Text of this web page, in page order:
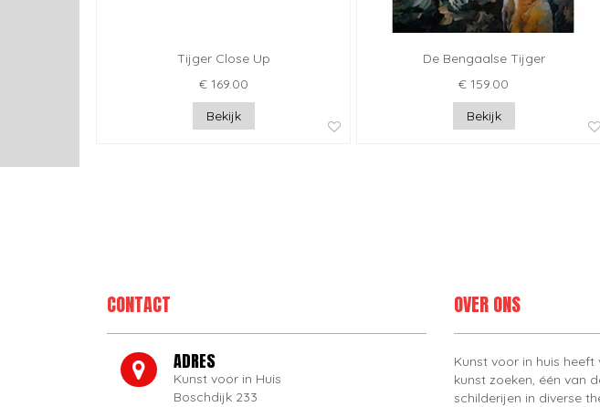
Tijger Close Up
€ 169.00
Bekijk
De Bengaalse Tijger
€ 159.00
Bekijk
CONTACT
ADRES
Kunst voor in Huis
Boschdijk 233
OVER ONS
Kunst voor in huis
kunst zoeken, één van
schilderijen in diverse